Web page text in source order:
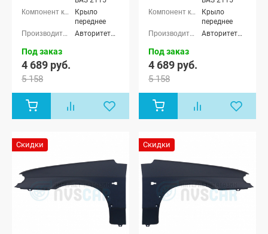
Крыло
переднее
АвторитетПласт
Под заказ
4 689 руб.
5 158
Крыло
переднее
АвторитетПласт
Под заказ
4 689 руб.
5 158
Скидки Скидки